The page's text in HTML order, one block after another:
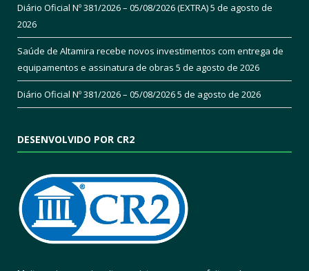
Diário Oficial Nº 381/2026 – 05/08/2026 (EXTRA)5 de agosto de
2026
Saúde de Altamira recebe novos investimentos com entrega de
equipamentos e assinatura de obras 5 de agosto de 2026
Diário Oficial Nº 381/2026 – 05/08/20265 de agosto de 2026
DESENVOLVIDO POR CR2